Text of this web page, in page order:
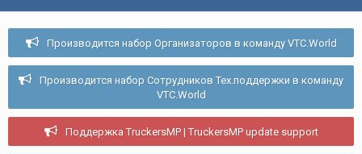
Производится набор Организаторов в команду VTC.World
Производится набор Сотрудников Тех.поддержки в команду
VTC.World
Поддержка TruckersMP | TruckersMP update support